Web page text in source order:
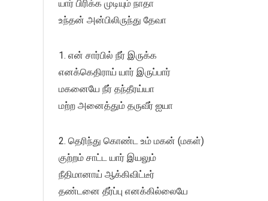
யார் பிரிக்க முடியும் நாதா
உந்தன் அன்பிலிருந்து தேவா
1. என் சார்பில் நீர் இருக்க
எனக்கெதிராய் யார் இருப்பார்
மகனையே நீர் தந்தீரய்யா
மற்ற அனைத்தும் தருவீர் ஐயா
2. தெரிந்து கொண்ட உம் மகன் (மகள்)
குற்றம் சாட்ட யார் இயலும்
நீதிமானாய் ஆக்கிவிட்டீர்
தண்டனை தீர்ப்பு எனக்கில்லையே